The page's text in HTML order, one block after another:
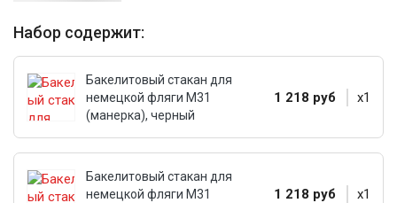
Набор содержит:
Бакелитовый стакан для
немецкой фляги М31
(манерка), черный
1 218 руб x1
Бакелитовый стакан для
немецкой фляги М31
1 218 руб x1